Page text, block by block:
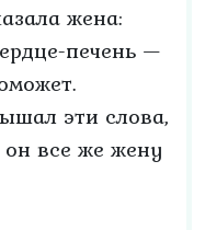
жена:
печень —
эти слова,
он все же жену